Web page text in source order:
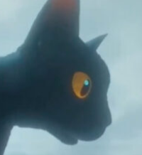
Relecturas
Sociedad
Turismo